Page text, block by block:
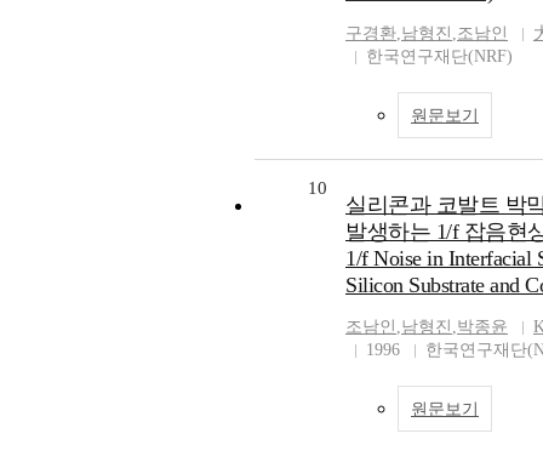
구경환,남형진 ,조남인
한국연구재단(NRF)
원문보기
10
실리콘과 코발트 박
발생하는 1/f 잡음현
1/f Noise in Interfacial
Silicon Substrate and
조남인 ,남형진 ,박종윤
1996
한국연구재단
원문보기